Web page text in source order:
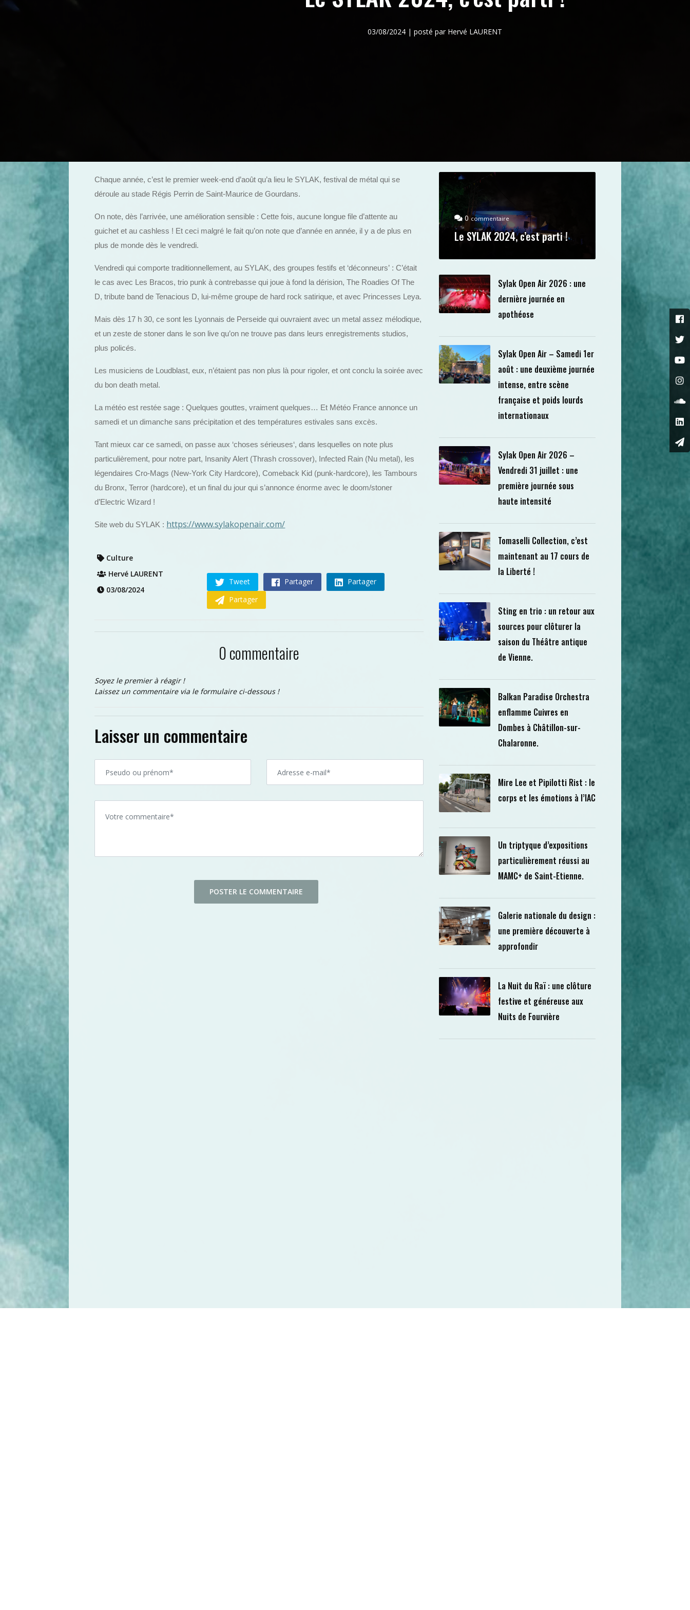
03/08/2024 | posté par Hervé LAURENT
Chaque année, c’est le premier week-end d’août qu’a lieu le SYLAK, festival de métal qui se
déroule au stade Régis Perrin de Saint-Maurice de Gourdans.
On note, dès l’arrivée, une amélioration sensible : Cette fois, aucune longue file d’attente au
guichet et au cashless ! Et ceci malgré le fait qu’on note que d’année en année, il y a de plus en
plus de monde dès le vendredi.
Vendredi qui comporte traditionnellement, au SYLAK, des groupes festifs et ‘déconneurs’ : C’était
le cas avec Les Bracos, trio punk à contrebasse qui joue à fond la dérision, The Roadies Of The
D, tribute band de Tenacious D, lui-même groupe de hard rock satirique, et avec Princesses Leya.
Mais dès 17 h 30, ce sont les Lyonnais de Perseide qui ouvraient avec un metal assez mélodique,
et un zeste de stoner dans le son live qu’on ne trouve pas dans leurs enregistrements studios,
plus policés.
Les musiciens de Loudblast, eux, n’étaient pas non plus là pour rigoler, et ont conclu la soirée avec
du bon death metal.
La météo est restée sage : Quelques gouttes, vraiment quelques… Et Météo France annonce un
samedi et un dimanche sans précipitation et des températures estivales sans excès.
Tant mieux car ce samedi, on passe aux ‘choses sérieuses‘, dans lesquelles on note plus
particulièrement, pour notre part, Insanity Alert (Thrash crossover), Infected Rain (Nu metal), les
légendaires Cro-Mags (New-York City Hardcore), Comeback Kid (punk-hardcore), les Tambours
du Bronx, Terror (hardcore), et un final du jour qui s’annonce énorme avec le doom/stoner
d’Electric Wizard !
Site web du SYLAK : https://www.sylakopenair.com/
Culture
Hervé LAURENT
03/08/2024
Tweet Partager
Partager
Partager
0 commentaire
Soyez le premier à réagir !
Laissez un commentaire via le formulaire ci-dessous !
Laisser un commentaire
0commentaire
Le SYLAK 2024, c’est parti !
Sylak Open Air 2026 : une
dernière journée en
apothéose
Sylak Open Air – Samedi 1er
août : une deuxième journée
intense, entre scène
française et poids lourds
internationaux
Sylak Open Air 2026 –
Vendredi 31 juillet : une
première journée sous
haute intensité
Tomaselli Collection, c’est
maintenant au 17 cours de
la Liberté !
Sting en trio : un retour aux
sources pour clôturer la
saison du Théâtre antique
de Vienne.
Balkan Paradise Orchestra
enflamme Cuivres en
Dombes à Châtillon-sur-
Chalaronne.
Mire Lee et Pipilotti Rist : le
corps et les émotions à l’IAC
Un triptyque d’expositions
particulièrement réussi au
MAMC+ de Saint-Etienne.
Galerie nationale du design :
une première découverte à
approfondir
La Nuit du Raï : une clôture
festive et généreuse aux
Nuits de Fourvière